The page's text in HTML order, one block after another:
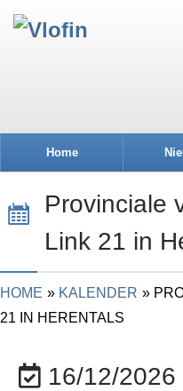
Home
Provinciale
Link 21 in
HOME KALENDER
21 IN HERENTALS
16/12/